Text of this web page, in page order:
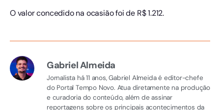
O valor concedido na ocasião foi de R$ 1.212.
Gabriel Almeida
Jornalista há 11 anos, Gabriel Almeida é editor-chefe
do Portal Tempo Novo. Atua diretamente na produção
e curadoria do conteúdo, além de assinar
reportagens sobre os principais acontecimentos da